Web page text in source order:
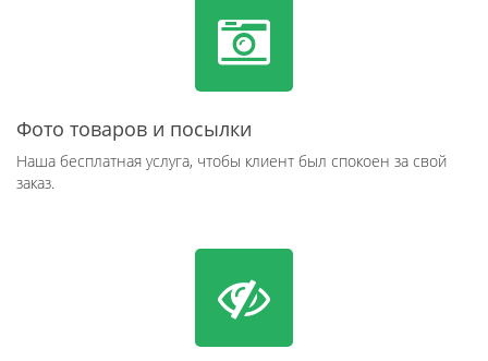
Фото товаров и посылки
Наша бесплатная услуга, чтобы клиент был спокоен за свой
заказ.